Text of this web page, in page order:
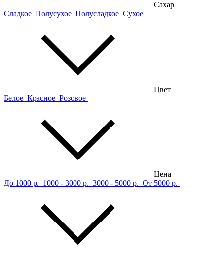
Сахар
Сладкое Полусухое Полусладкое Сухое
Цвет
Белое Красное Розовое
Цена
До 1000 р. 1000 - 3000 р. 3000 - 5000 р. От 5000 р.